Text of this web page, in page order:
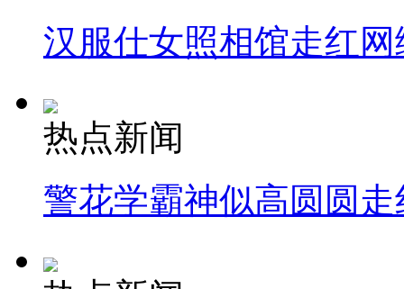
汉服仕女照相馆走红网
热点新闻
警花学霸神似高圆圆走